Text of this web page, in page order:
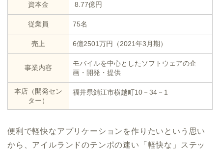
資本金 8.77億円
従業員 75名
売上 6億2501万円（2021年3月期）
事業内容
モバイルを中心としたソフトウェアの企
画・開発・提供
本店（開発セン
ター）
福井県鯖江市横越町10－34－1
便利で軽快なアプリケーションを作りたいという思い
から、アイルランドのテンポの速い「軽快な」ステッ